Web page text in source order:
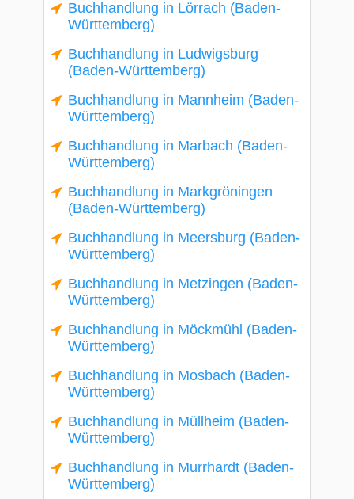
Buchhandlung in Lörrach (Baden-
Württemberg)
Buchhandlung in Ludwigsburg
(Baden-Württemberg)
Buchhandlung in Mannheim (Baden-
Württemberg)
Buchhandlung in Marbach (Baden-
Württemberg)
Buchhandlung in Markgröningen
(Baden-Württemberg)
Buchhandlung in Meersburg (Baden-
Württemberg)
Buchhandlung in Metzingen (Baden-
Württemberg)
Buchhandlung in Möckmühl (Baden-
Württemberg)
Buchhandlung in Mosbach (Baden-
Württemberg)
Buchhandlung in Müllheim (Baden-
Württemberg)
Buchhandlung in Murrhardt (Baden-
Württemberg)